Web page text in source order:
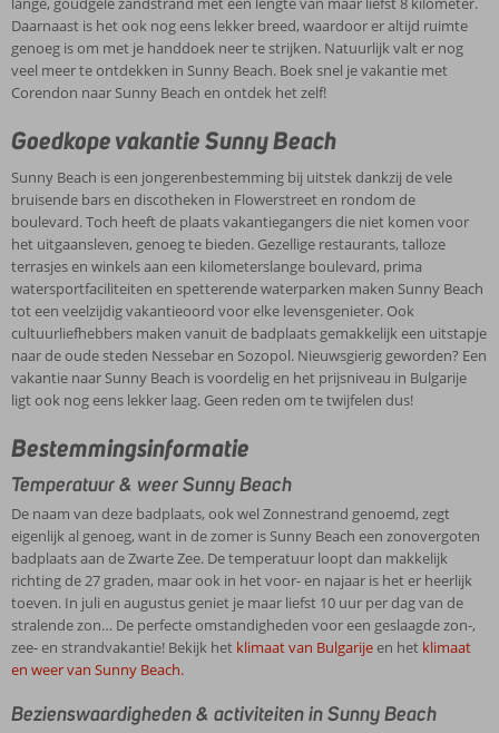
Daarnaast is het ook nog eens lekker breed, waardoor er altijd ruimte
genoeg is om met je handdoek neer te strijken. Natuurlijk valt er nog
veel meer te ontdekken in Sunny Beach. Boek snel je vakantie met
Corendon naar Sunny Beach en ontdek het zelf!
Goedkope vakantie Sunny Beach
Sunny Beach is een jongerenbestemming bij uitstek dankzij de vele
bruisende bars en discotheken in Flowerstreet en rondom de
boulevard. Toch heeft de plaats vakantiegangers die niet komen voor
het uitgaansleven, genoeg te bieden. Gezellige restaurants, talloze
terrasjes en winkels aan een kilometerslange boulevard, prima
watersportfaciliteiten en spetterende waterparken maken Sunny Beach
tot een veelzijdig vakantieoord voor elke levensgenieter. Ook
cultuurliefhebbers maken vanuit de badplaats gemakkelijk een uitstapje
naar de oude steden Nessebar en Sozopol. Nieuwsgierig geworden? Een
vakantie naar Sunny Beach is voordelig en het prijsniveau in Bulgarije
ligt ook nog eens lekker laag. Geen reden om te twijfelen dus!
Bestemmingsinformatie
Temperatuur & weer Sunny Beach
De naam van deze badplaats, ook wel Zonnestrand genoemd, zegt
eigenlijk al genoeg, want in de zomer is Sunny Beach een zonovergoten
badplaats aan de Zwarte Zee. De temperatuur loopt dan makkelijk
richting de 27 graden, maar ook in het voor- en najaar is het er heerlijk
toeven. In juli en augustus geniet je maar liefst 10 uur per dag van de
stralende zon… De perfecte omstandigheden voor een geslaagde zon-,
zee- en strandvakantie! Bekijk het klimaat van Bulgarijeen het klimaat
en weer van Sunny Beach.
Bezienswaardigheden & activiteiten in Sunny Beach